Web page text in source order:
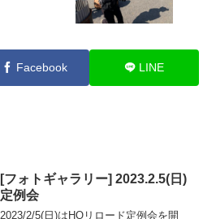
Facebook LINE
[フォトギャラリー] 2023.2.5(日)
定例会
2023/2/5(日)はHQリロード定例会を開